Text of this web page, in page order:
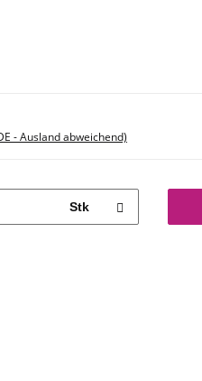
- Ausland abweichend)
Stk